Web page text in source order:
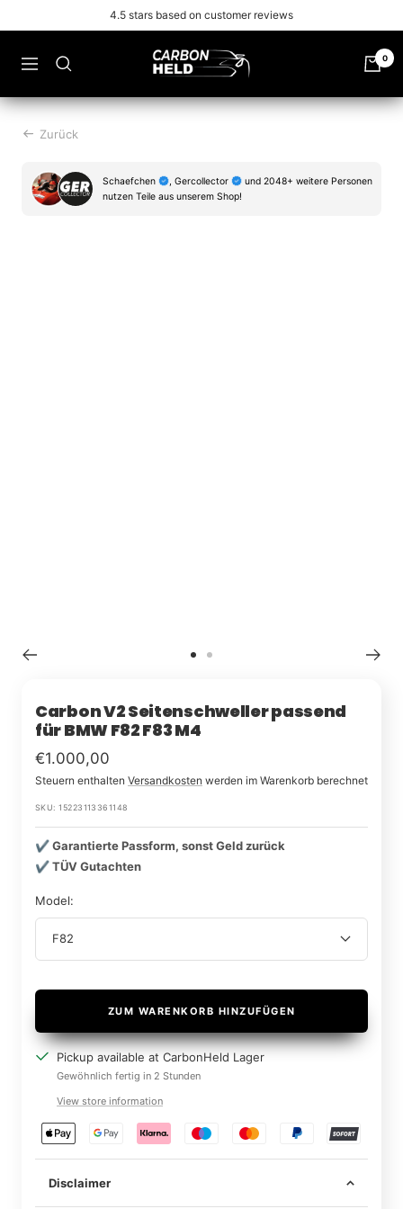
Inhalt
Free shipping from 99€
Navigation
Carbonheld 0
Zurück
Schaefchen , Gercollector
und 2048+ weitere Personen
nutzen Teile aus unserem Shop!
2
Carbon V2 Seitenschweller passend
für BMW F82 F83 M4
Im
Rabatt
€1.000,00
Steuern enthalten Versandkosten werden im Warenkorb berechnet
SKU:15223113361148
✔️ Garantierte Passform, sonst Geld zurück
✔️ TÜV Gutachten
Model:
F82
ZUM WARENKORB HINZUFÜGEN
Pickup available at CarbonHeld Lager
Gewöhnlich fertig in 2 Stunden
View store information
Disclaimer